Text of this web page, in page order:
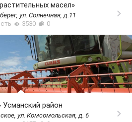
масел»
ул. Солнечная, д.11
3530 0
район
ул. Комсомольская, д. 6